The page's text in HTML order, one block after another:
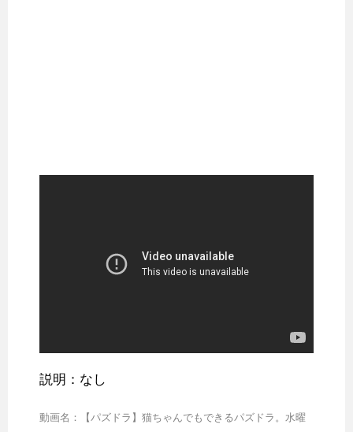
説明：なし
動画名：【パズドラ】猫ちゃんでもできるパズドラ。水曜